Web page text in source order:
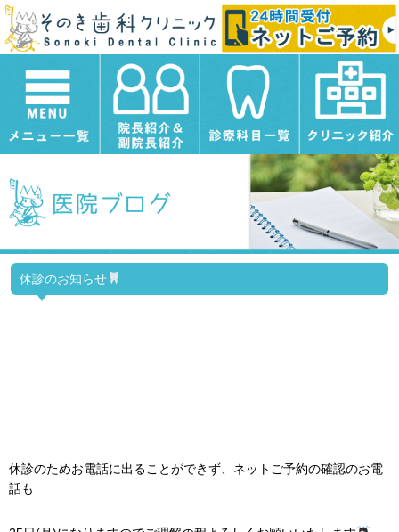
休診のお知らせ
休診のためお電話に出ることができず、ネットご予約の確認のお電
話も